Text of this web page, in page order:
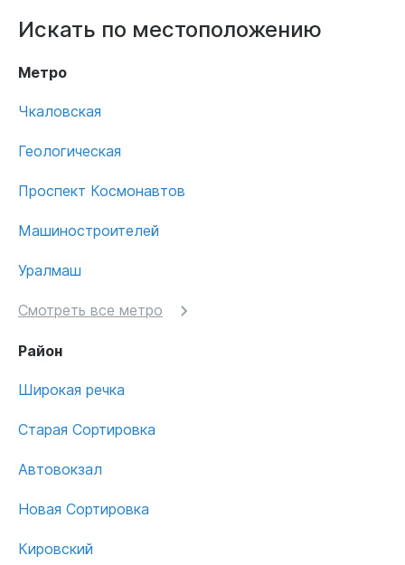
Искать по местоположению
Метро
Чкаловская
Геологическая
Проспект Космонавтов
Машиностроителей
Уралмаш
Смотреть все метро
Район
Широкая речка
Старая Сортировка
Автовокзал
Новая Сортировка
Кировский